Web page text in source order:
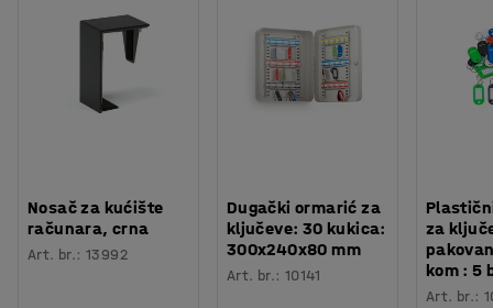
Poliuretan
Preporučen broj osoba potrebnih za montažu
Orijentaciono vreme potrebno za montažu
0,5 kg
Nosač za kućište
računara, crna
Art. br.:13992
Dugački ormarić za
ključeve: 30 kukica:
300x240x80 mm
Art. br.: 10141
za
kom : 5
Art. br.: